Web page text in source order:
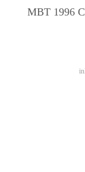
MBT 1996